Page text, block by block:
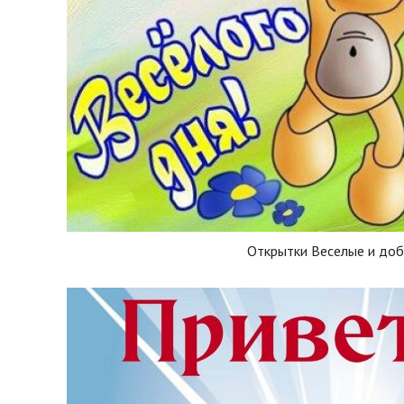
Открытки Веселые и